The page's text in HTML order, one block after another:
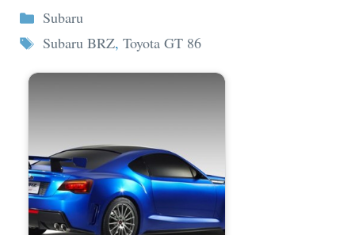
Categorie
Subaru
Tag
Subaru BRZ, Toyota GT 86